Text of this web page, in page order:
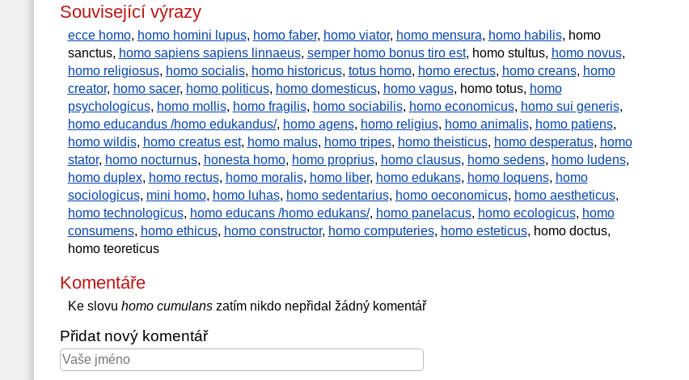
Související výrazy
ecce homo, homo homini lupus, homo faber, homo viator, homo mensura, homo habilis, homo
sanctus, homo sapiens sapiens linnaeus, semper homo bonus tiro est, homo stultus, homo novus,
homo religiosus, homo socialis, homo historicus, totus homo, homo erectus, homo creans, homo
creator, homo sacer, homo politicus, homo domesticus, homo vagus, homo totus, homo
psychologicus, homo mollis, homo fragilis, homo sociabilis, homo economicus, homo sui generis,
homo educandus /homo edukandus/, homo agens, homo religius, homo animalis, homo patiens,
homo wildis, homo creatus est, homo malus, homo tripes, homo theisticus, homo desperatus, homo
stator, homo nocturnus, honesta homo, homo proprius, homo clausus, homo sedens, homo ludens,
homo duplex, homo rectus, homo moralis, homo liber, homo edukans, homo loquens, homo
sociologicus, mini homo, homo luhas, homo sedentarius, homo oeconomicus, homo aestheticus,
homo technologicus, homo educans /homo edukans/, homo panelacus, homo ecologicus, homo
consumens, homo ethicus, homo constructor, homo computeries, homo esteticus, homo doctus,
homo teoreticus
Komentáře
Ke slovu homo cumulanszatím nikdo nepřidal žádný komentář
Přidat nový komentář